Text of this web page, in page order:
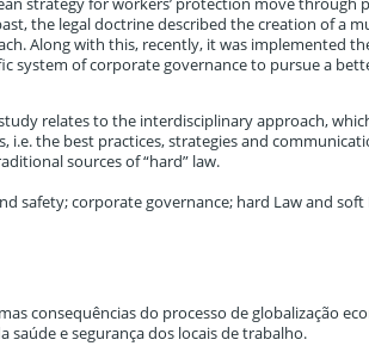
strategy for workers’ protection move through
the legal doctrine described the creation of a
Along with this, recently, it was implemented
system of corporate governance to pursue a
relates to the interdisciplinary approach,
i.e. the best practices, strategies and
sources of “hard” law.
safety; corporate governance; hard Law and soft
consequências do processo de globalização
saúde e segurança dos locais de trabalho.